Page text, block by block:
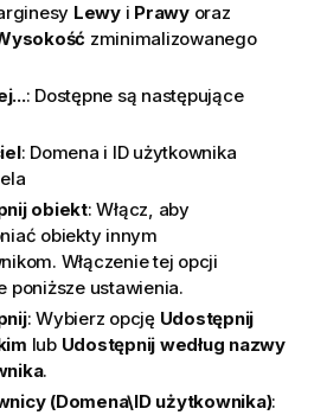
Lewyi Prawyoraz
zminimalizowanego
: Dostępne są następujące
: Domena i ID użytkownika
obiekt: Włącz, aby
obiekty innym
Włączenie tej opcji
poniższe ustawienia.
: Wybierz opcję Udostępnij
lub Udostępnij według nazwy
.
(Domena\ID użytkownika):